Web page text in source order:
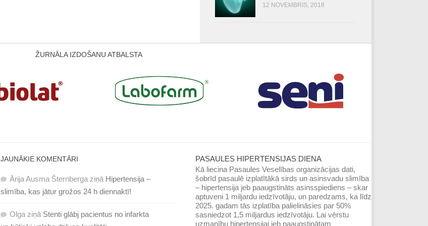
12 NOVEMBRIS, 2018
ŽURNĀLA IZDOŠANU ATBALSTA
JAUNĀKIE KOMENTĀRI
Ārija Ausma Šternberga ziņā Hipertensija –
slimība, kas jātur grožos 24 h diennaktī!
Olga ziņā Stenti glābj pacientus no infarkta
PASAULES HIPERTENSIJAS DIENA
Kā liecina Pasaules Veselības organizācijas dati,
šobrīd pasaulē izplatītākā sirds un asinsvadu slimība
– hipertensija jeb paaugstināts asinsspiediens – skar
aptuveni 1 miljardu iedzīvotāju, un paredzams, ka līdz
2025. gadam tās izplatība palielināsies par 50%
sasniedzot 1,5 miljardus iedzīvotāju. Lai vērstu
uzmanību hipertensijai jeb paaugstinātam